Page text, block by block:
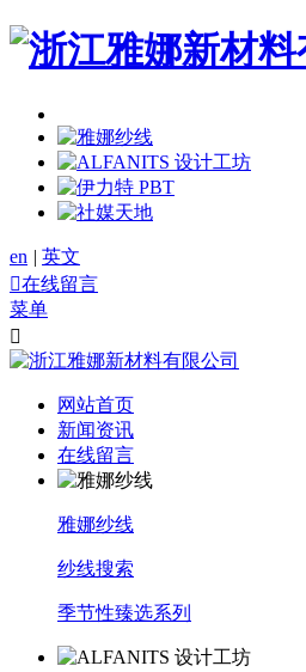
en | 英文
在线留言
菜单

网站首页
新闻资讯
在线留言
雅娜纱线
纱线搜索
季节性臻选系列